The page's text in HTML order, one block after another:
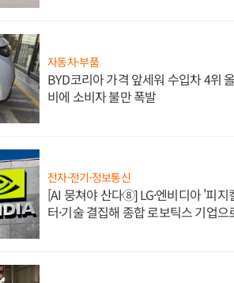
자동차·부품
BYD코리아 가격 앞세워 수입차 4위
비에 소비자 불만 폭발
전자·전기·정보통신
[AI 뭉쳐야 산다⑧] LG·엔비디아 '피지
터·기술 결집해 종합 로보틱스 기업으